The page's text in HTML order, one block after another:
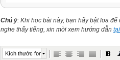
Chú ý: Khi học bài này, bạn hãy bật loa
nghe thấy tiếng, xin mời xem hướng dẫn
Kích thước font